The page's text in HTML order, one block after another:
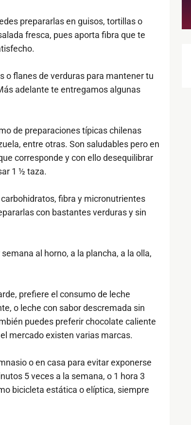
prepararlas en guisos, tortillas o
fresca, pues aporta fibra que te
o flanes de verduras para mantener tu
adelante te entregamos algunas
de preparaciones típicas chilenas
entre otras. Son saludables pero en
corresponde y con ello desequilibrar
1 ½ taza.
fibra y micronutrientes
con bastantes verduras y sin
al horno, a la plancha, a la olla,
prefiere el consumo de leche
o leche con sabor descremada sin
puedes preferir chocolate caliente
mercado existen varias marcas.
o en casa para evitar exponerse
5 veces a la semana, o 1 hora 3
bicicleta estática o elíptica, siempre